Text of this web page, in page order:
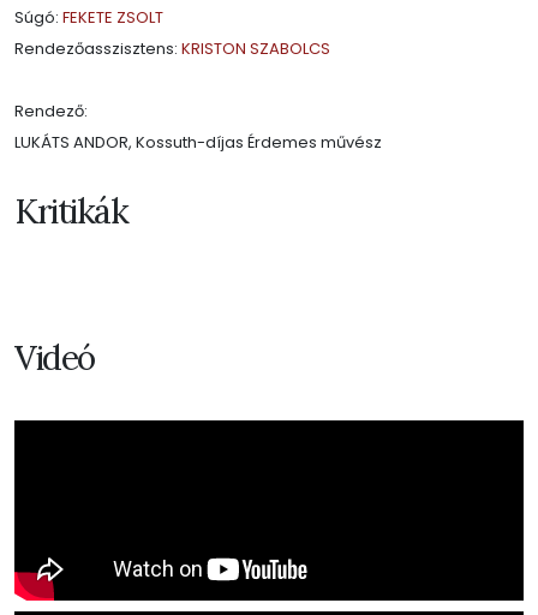
Súgó: FEKETE ZSOLT
Rendezőasszisztens: KRISTON SZABOLCS
Rendező:
LUKÁTS ANDOR, Kossuth-díjas Érdemes művész
Kritikák
Videó